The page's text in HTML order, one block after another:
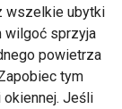
wszelkie ubytki
wilgoć sprzyja
powietrza
tym
Jeśli